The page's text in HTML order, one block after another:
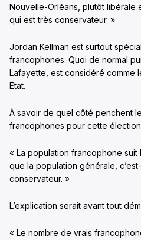
Nouvelle-Orléans, plutôt libérale
qui est très conservateur. »
Jordan Kellman est surtout
francophones. Quoi de normal
Lafayette, est considéré comme
État.
À savoir de quel côté penchent
francophones pour cette
« La population francophone
que la population générale,
conservateur. »
L’explication serait avant tout
« Le nombre de vrais